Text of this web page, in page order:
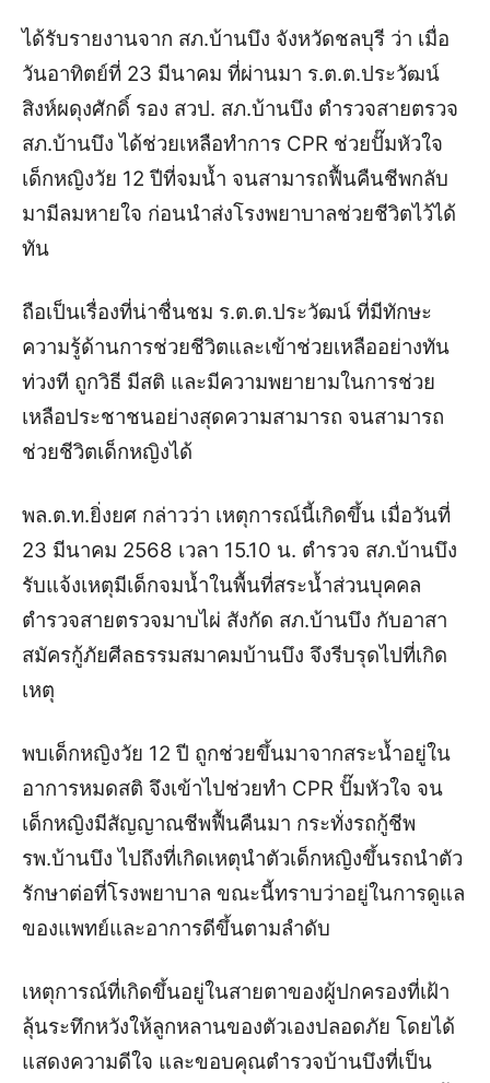
ได้รับรายงานจาก สภ.บ้านบึง จังหวัดชลบุรี ว่า เมื่อ
วันอาทิตย์ที่ 23 มีนาคม ที่ผ่านมา ร.ต.ต.ประวัฒน์
สิงห์ผดุงศักดิ์ รอง สวป. สภ.บ้านบึง ตำรวจสายตรวจ
สภ.บ้านบึง ได้ช่วยเหลือทำการ CPR ช่วยปั๊มหัวใจ
เด็กหญิงวัย 12 ปีที่จมน้ำ จนสามารถฟื้นคืนชีพกลับ
มามีลมหายใจ ก่อนนำส่งโรงพยาบาลช่วยชีวิตไว้ได้
ทัน
ถือเป็นเรื่องที่น่าชื่นชม ร.ต.ต.ประวัฒน์ ที่มีทักษะ
ความรู้ด้านการช่วยชีวิตและเข้าช่วยเหลืออย่างทัน
ท่วงที ถูกวิธี มีสติ และมีความพยายามในการช่วย
เหลือประชาชนอย่างสุดความสามารถ จนสามารถ
ช่วยชีวิตเด็กหญิงได้
พล.ต.ท.ยิ่งยศ กล่าวว่า เหตุการณ์นี้เกิดขึ้น เมื่อวันที่
23 มีนาคม 2568 เวลา 15.10 น. ตำรวจ สภ.บ้านบึง
รับแจ้งเหตุมีเด็กจมน้ำในพื้นที่สระน้ำส่วนบุคคล
ตำรวจสายตรวจมาบไผ่ สังกัด สภ.บ้านบึง กับอาสา
สมัครกู้ภัยศีลธรรมสมาคมบ้านบึง จึงรีบรุดไปที่เกิด
เหตุ
พบเด็กหญิงวัย 12 ปี ถูกช่วยขึ้นมาจากสระน้ำอยู่ใน
อาการหมดสติ จึงเข้าไปช่วยทำ CPR ปั๊มหัวใจ จน
เด็กหญิงมีสัญญาณชีพฟื้นคืนมา กระทั่งรถกู้ชีพ
รพ.บ้านบึง ไปถึงที่เกิดเหตุนำตัวเด็กหญิงขึ้นรถนำตัว
รักษาต่อที่โรงพยาบาล ขณะนี้ทราบว่าอยู่ในการดูแล
ของแพทย์และอาการดีขึ้นตามลำดับ
เหตุการณ์ที่เกิดขึ้นอยู่ในสายตาของผู้ปกครองที่เฝ้า
ลุ้นระทึกหวังให้ลูกหลานของตัวเองปลอดภัย โดยได้
แสดงความดีใจ และขอบคุณตำรวจบ้านบึงที่เป็น